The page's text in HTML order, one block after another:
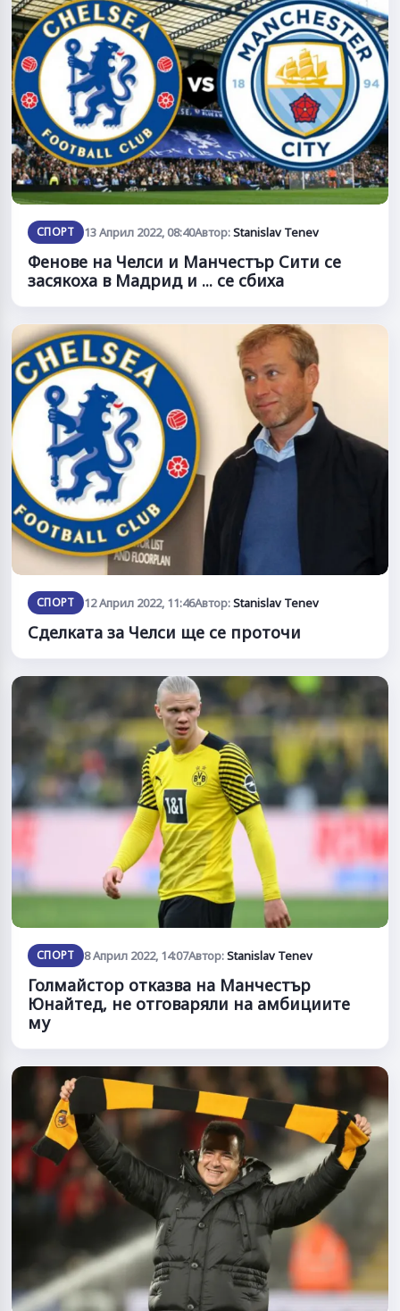
СПОРТ 13 Април 2022, 08:40Автор:Stanislav Tenev
Фенове на Челси и Манчестър Сити се
засякоха в Мадрид и ... се сбиха
СПОРТ 12 Април 2022, 11:46Автор:Stanislav Tenev
Сделката за Челси ще се проточи
СПОРТ 8 Април 2022, 14:07Автор:Stanislav Tenev
Голмайстор отказва на Манчестър
Юнайтед, не отговаряли на амбициите
му